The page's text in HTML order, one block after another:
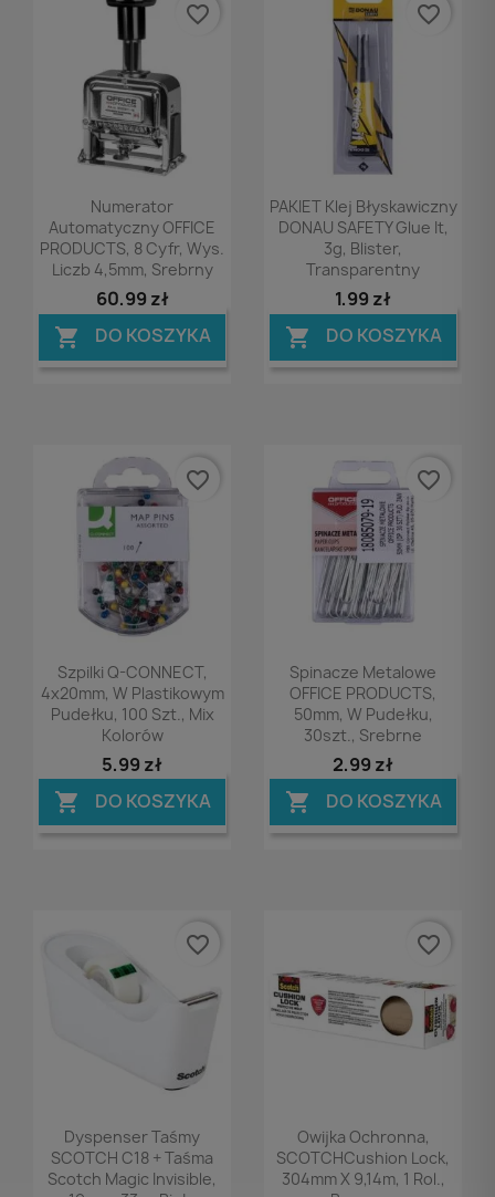
Podgląd
Numerator
Automatyczny OFFICE
PRODUCTS, 8 Cyfr, Wys.
Liczb 4,5mm, Srebrny
60,99 zł
 DO KOSZYKA
favorite_border
Podgląd
PAKIET Klej Błyskawiczny
DONAU SAFETY Glue It,
3g, Blister,
Transparentny
1,99 zł
 DO KOSZYKA
favorite_border
Podgląd
Szpilki Q-CONNECT,
4x20mm, W Plastikowym
Pudełku, 100 Szt., Mix
Kolorów
5,99 zł
 DO KOSZYKA
favorite_border
Podgląd
Spinacze Metalowe
OFFICE PRODUCTS,
50mm, W Pudełku,
30szt., Srebrne
2,99 zł
 DO KOSZYKA
favorite_border
Podgląd
Dyspenser Taśmy
SCOTCH C18 + Taśma
Scotch Magic Invisible,
favorite_border
Podgląd
Owijka Ochronna,
SCOTCHCushion Lock,
304mm X 9,14m, 1 Rol.,
favorite_border